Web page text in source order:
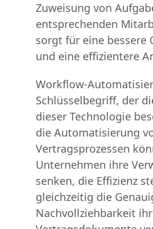
Zuweisung von
entsprechenden
sorgt für eine bessere
und eine effizientere
Workflow-
Schlüsselbegriff, der
dieser Technologie
die Automatisierung
Vertragsprozessen
Unternehmen ihre
senken, die Effizienz
gleichzeitig die
Nachvollziehbarkeit